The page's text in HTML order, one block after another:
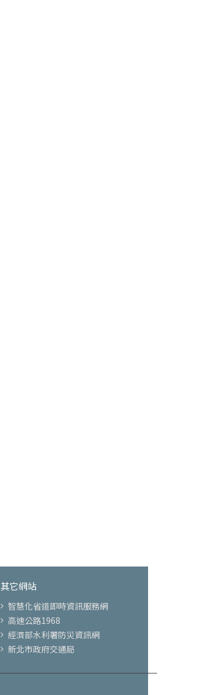
其它網站
智慧化省道即時資訊服務網
高速公路1968
經濟部水利署防災資訊網
新北市政府交通局